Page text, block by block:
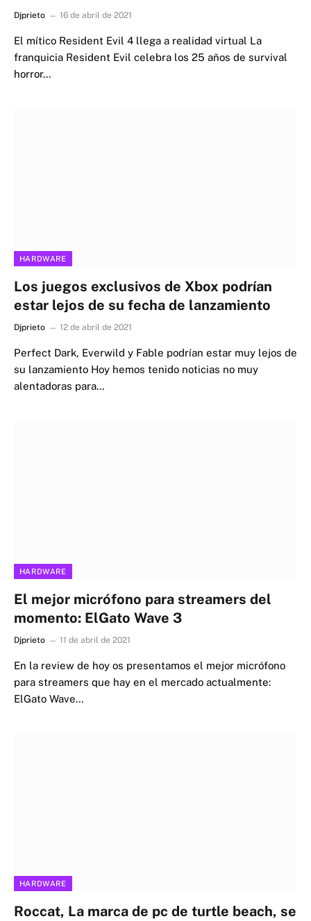
Djprieto 16 de abril de 2021
El mítico Resident Evil 4 llega a realidad virtual La
franquicia Resident Evil celebra los 25 años de survival
horror…
HARDWARE
Los juegos exclusivos de Xbox podrían
estar lejos de su fecha de lanzamiento
Djprieto 12 de abril de 2021
Perfect Dark, Everwild y Fable podrían estar muy lejos de
su lanzamiento Hoy hemos tenido noticias no muy
alentadoras para…
HARDWARE
El mejor micrófono para streamers del
momento: ElGato Wave 3
Djprieto 11 de abril de 2021
En la review de hoy os presentamos el mejor micrófono
para streamers que hay en el mercado actualmente:
ElGato Wave…
HARDWARE
Roccat, La marca de pc de turtle beach, se